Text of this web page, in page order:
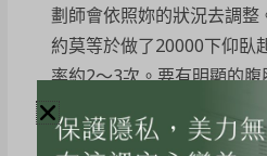
劃師會依照妳的狀況去調整
約莫等於做了20000下仰臥
率約2～3次。要有明顯的
概至少也要做個7～8次療程
脂肪狀況調整療程次數。